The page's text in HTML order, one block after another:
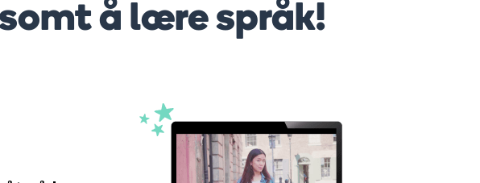
å lære språk!